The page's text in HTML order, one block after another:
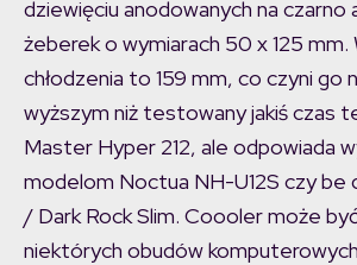
dziewięciu anodowanych na czarno
żeberek o wymiarach 50 x 125 mm.
chłodzenia to 159 mm, co czyni go
wyższym niż testowany jakiś czas
Master Hyper 212, ale odpowiada
modelom Noctua NH-U12S czy be
/ Dark Rock Slim. Coooler może
niektórych obudów